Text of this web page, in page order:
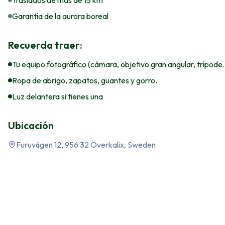
Garantía de la aurora boreal
Recuerda traer:
Tu equipo fotográfico (cámara, objetivo gran angular,
Ropa de abrigo, zapatos, guantes y gorro.
Luz delantera si tienes una
Ubicación
Furuvägen 12, 956 32 Överkalix, Sweden